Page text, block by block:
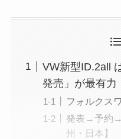
VW新型ID.2all
発売」が最有力
フォルクス
発表→予約→
州・日本】